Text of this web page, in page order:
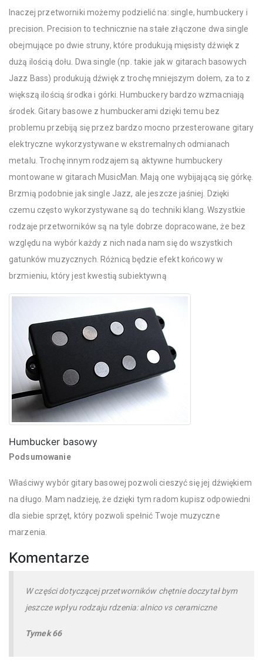
Inaczej przetworniki możemy podzielić na: single, humbuckery i
precision. Precision to technicznie na stałe złączone dwa single
obejmujące po dwie struny, które produkują mięsisty dźwięk z
dużą ilością dołu. Dwa single (np. takie jak w gitarach basowych
Jazz Bass) produkują dźwięk z trochę mniejszym dołem, za to z
większą ilością środka i górki. Humbuckery bardzo wzmacniają
środek. Gitary basowe z humbuckerami dzięki temu bez
problemu przebiją się przez bardzo mocno przesterowane gitary
elektryczne wykorzystywane w ekstremalnych odmianach
metalu. Trochę innym rodzajem są aktywne humbuckery
montowane w gitarach MusicMan. Mają one wybijającą się górkę.
Brzmią podobnie jak single Jazz, ale jeszcze jaśniej. Dzięki
czemu często wykorzystywane są do techniki klang. Wszystkie
rodzaje przetworników są na tyle dobrze dopracowane, że bez
względu na wybór każdy z nich nada nam się do wszystkich
gatunków muzycznych. Różnicą będzie efekt końcowy w
brzmieniu, który jest kwestią subiektywną
Humbucker basowy
Podsumowanie
Właściwy wybór gitary basowej pozwoli cieszyć się jej dźwiękiem
na długo. Mam nadzieję, że dzięki tym radom kupisz odpowiedni
dla siebie sprzęt, który pozwoli spełnić Twoje muzyczne
marzenia.
Komentarze
W części dotyczącej przetworników chętnie doczytał bym
jeszcze wpłyu rodzaju rdzenia: alnico vs ceramiczne
Tymek 66